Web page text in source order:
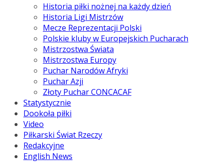
Historia piłki nożnej na każdy dzień
Historia Ligi Mistrzów
Mecze Reprezentacji Polski
Polskie kluby w Europejskich Pucharach
Mistrzostwa Świata
Mistrzostwa Europy
Puchar Narodów Afryki
Puchar Azji
Złoty Puchar CONCACAF
Statystycznie
Dookoła piłki
Video
Piłkarski Świat Rzeczy
Redakcyjne
English News